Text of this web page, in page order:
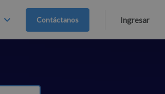
Contáctanos Ingresar